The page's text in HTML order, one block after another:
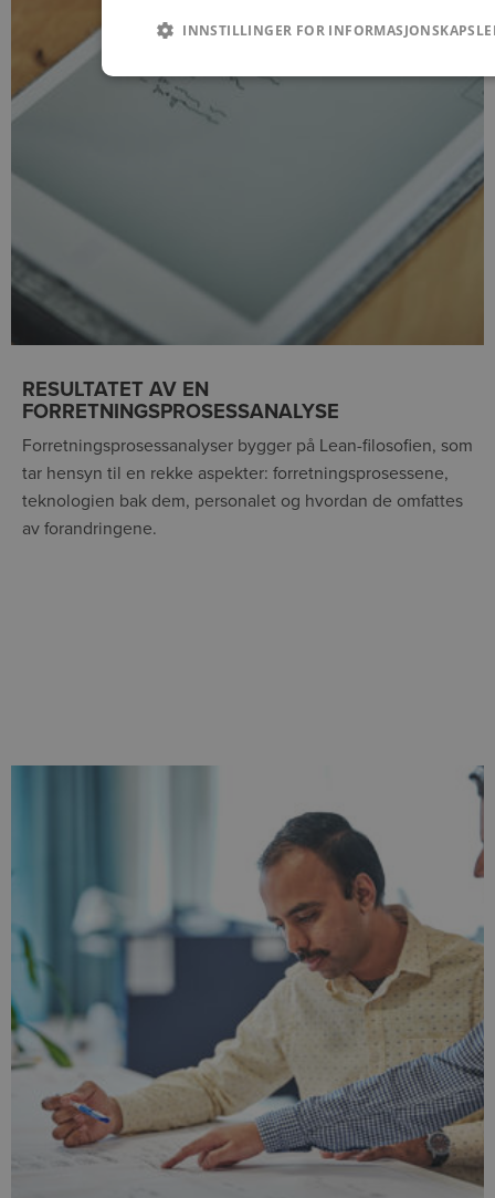
RESULTATET AV EN
FORRETNINGSPROSESSANALYSE
Forretningsprosessanalyser bygger på Lean-filosofien, som
tar hensyn til en rekke aspekter: forretningsprosessene,
teknologien bak dem, personalet og hvordan de omfattes
av forandringene.
INNSTILLINGER FOR